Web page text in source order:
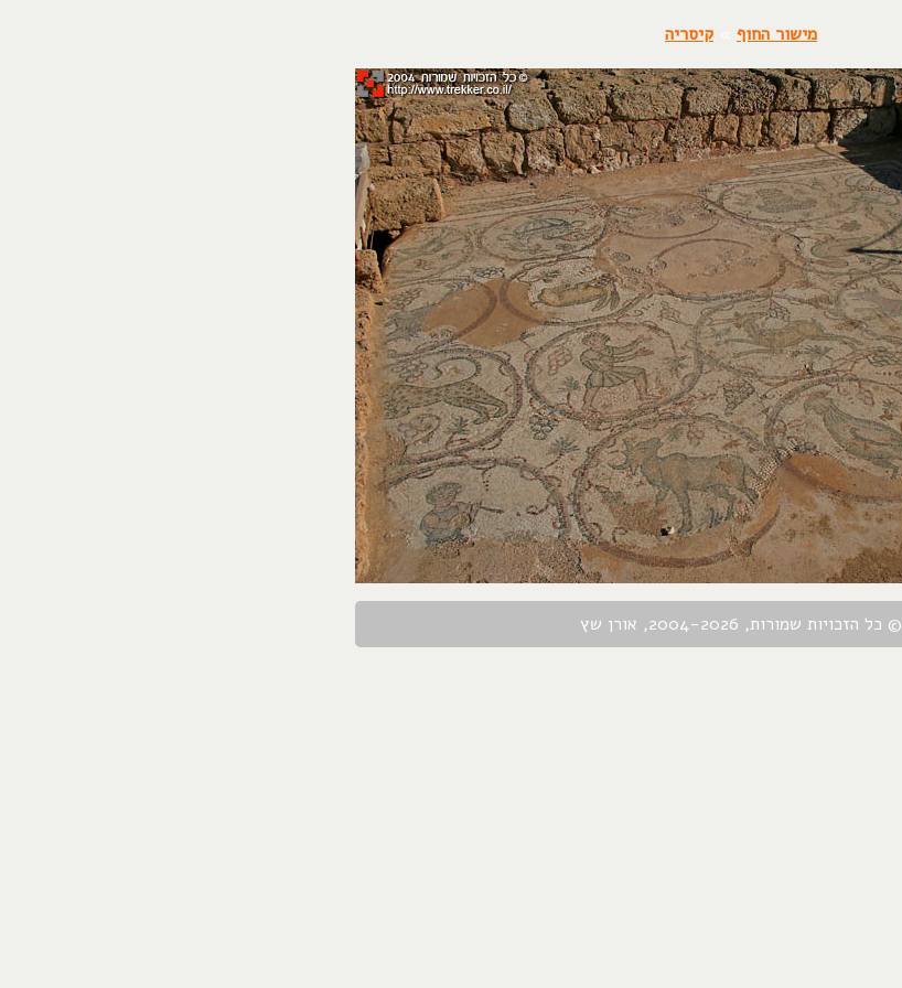
מישור החוף קיסריה
© כל הזכויות שמורות, 2004-2026, אורן שץ